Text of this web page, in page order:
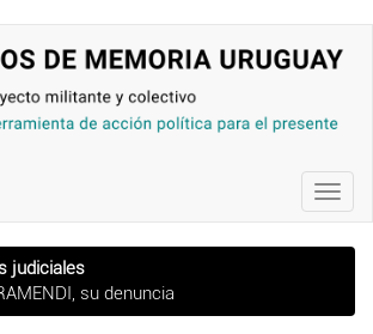
judiciales
su denuncia